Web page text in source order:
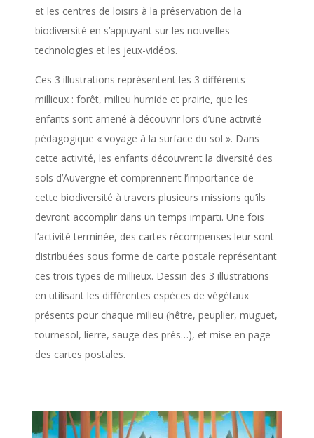
et les centres de loisirs à la préservation de la
biodiversité en s’appuyant sur les nouvelles
technologies et les jeux-vidéos.
Ces 3 illustrations représentent les 3 différents
millieux : forêt, milieu humide et prairie, que les
enfants sont amené à découvrir lors d’une activité
pédagogique « voyage à la surface du sol ». Dans
cette activité, les enfants découvrent la diversité des
sols d’Auvergne et comprennent l’importance de
cette biodiversité à travers plusieurs missions qu’ils
devront accomplir dans un temps imparti. Une fois
l’activité terminée, des cartes récompenses leur sont
distribuées sous forme de carte postale représentant
ces trois types de millieux. Dessin des 3 illustrations
en utilisant les différentes espèces de végétaux
présents pour chaque milieu (hêtre, peuplier, muguet,
tournesol, lierre, sauge des prés…), et mise en page
des cartes postales.